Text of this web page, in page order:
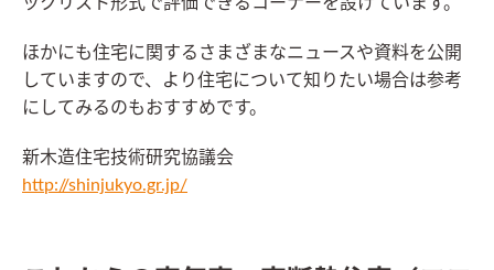
ックリスト形式で評価できるコーナーを設けています。
ほかにも住宅に関するさまざまなニュースや資料を公開
していますので、より住宅について知りたい場合は参考
にしてみるのもおすすめです。
新木造住宅技術研究協議会
http://shinjukyo.gr.jp/